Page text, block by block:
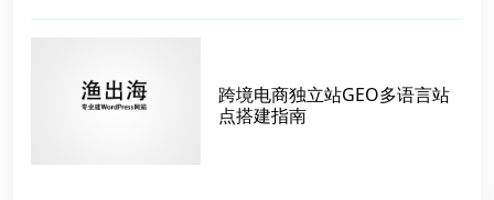
跨境电商独立站GEO多语言站
点搭建指南